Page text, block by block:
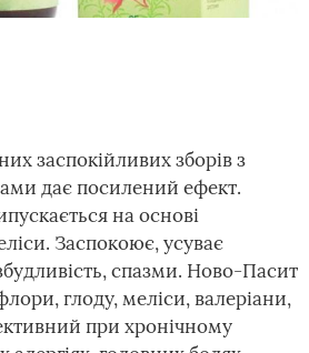
заспокійливих зборів з
дає посилений ефект.
на основі
Заспокоює, усуває
спазми. Ново-Пасит
глоду, меліси, валеріани,
при хронічному